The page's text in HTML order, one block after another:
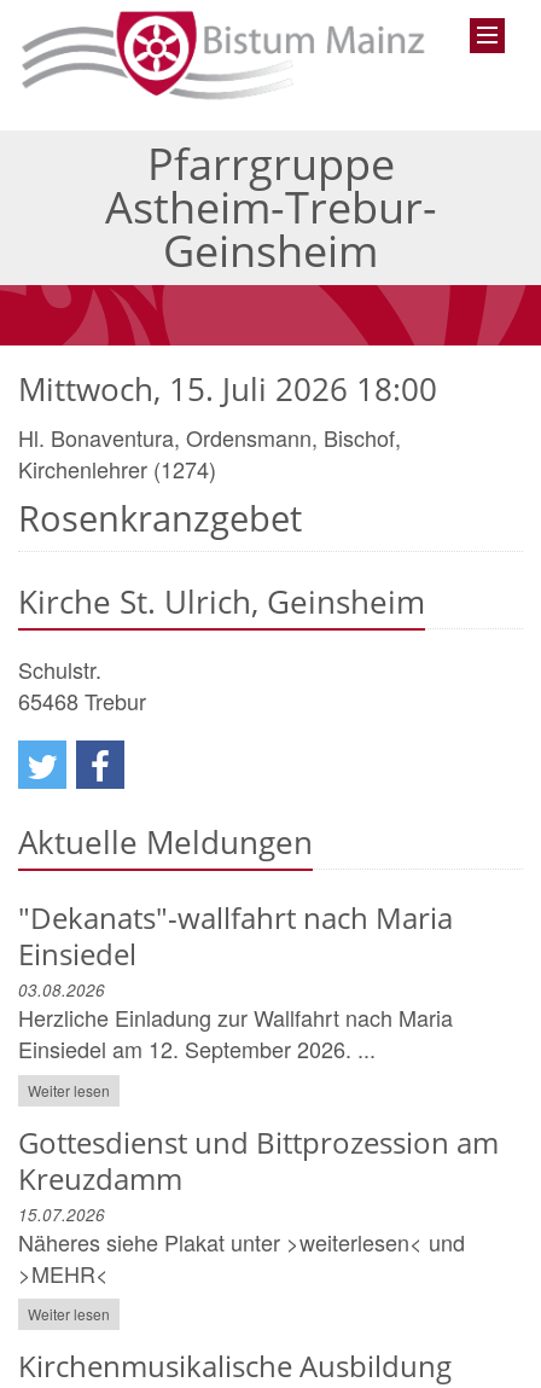
Pfarrgruppe
Astheim-Trebur-
Geinsheim
Rosenkranzgebet
Mittwoch, 15. Juli 2026 18:00
Hl. Bonaventura, Ordensmann, Bischof,
Kirchenlehrer (1274)
Kirche St. Ulrich, Geinsheim
Schulstr.
65468Trebur
Aktuelle Meldungen
"Dekanats"-wallfahrt nach Maria
Einsiedel
03.08.2026
Herzliche Einladung zur Wallfahrt nach Maria
Einsiedel am 12. September 2026. ...
Weiter lesen
Gottesdienst und Bittprozession am
Kreuzdamm
15.07.2026
Näheres siehe Plakat unter >weiterlesen< und
>MEHR<
Weiter lesen
Kirchenmusikalische Ausbildung